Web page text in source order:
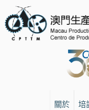
關於 培